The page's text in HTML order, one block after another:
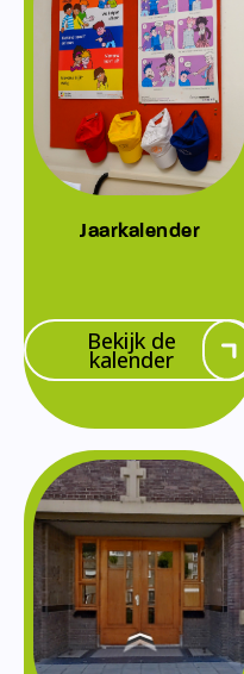
Jaarkalender
Bekijk de
kalender